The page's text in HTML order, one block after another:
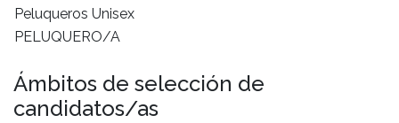
Peluqueros Unisex
PELUQUERO/A
Ámbitos de selección de
candidatos/as